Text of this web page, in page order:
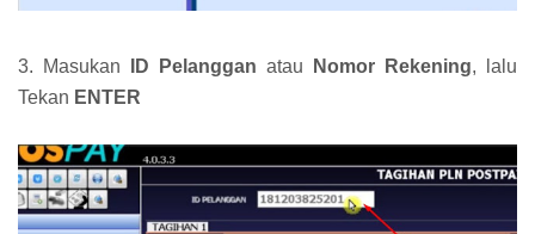
3. Masukan ID Pelanggan atau Nomor Rekening, lalu
Tekan ENTER